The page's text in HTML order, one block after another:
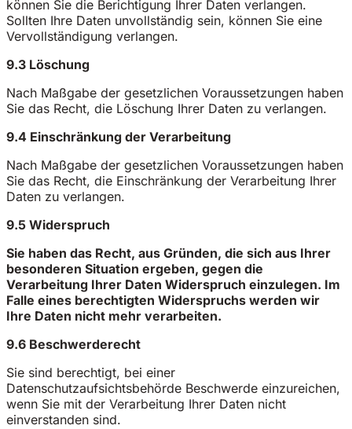
können Sie die Berichtigung Ihrer Daten verlangen.
Sollten Ihre Daten unvollständig sein, können Sie eine
Vervollständigung verlangen.
9.3 Löschung
Nach Maßgabe der gesetzlichen Voraussetzungen haben
Sie das Recht, die Löschung Ihrer Daten zu verlangen.
9.4 Einschränkung der Verarbeitung
Nach Maßgabe der gesetzlichen Voraussetzungen haben
Sie das Recht, die Einschränkung der Verarbeitung Ihrer
Daten zu verlangen.
9.5 Widerspruch
Sie haben das Recht, aus Gründen, die sich aus Ihrer
besonderen Situation ergeben, gegen die
Verarbeitung Ihrer Daten Widerspruch einzulegen. Im
Falle eines berechtigten Widerspruchs werden wir
Ihre Daten nicht mehr verarbeiten.
9.6 Beschwerderecht
Sie sind berechtigt, bei einer
Datenschutzaufsichtsbehörde Beschwerde einzureichen,
wenn Sie mit der Verarbeitung Ihrer Daten nicht
einverstanden sind.